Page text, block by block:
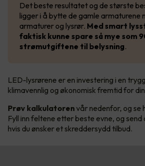
Det beste resultatet og de største
ligger i å bytte de gamle armaturene
armaturer og lysrør. Med smart
faktisk kunne spare så mye som
strømutgiftene til belysning.
LED-lysrørene er en investering i en
klimavennlig og økonomisk fremtid for
Prøv kalkulatorenvår nedenfor, og se
Fyll inn feltene etter beste evne, og send
hvis du ønsker et skreddersydd tilbud.